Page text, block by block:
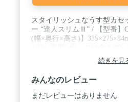
スタイリッシュなうす型カセ
ー “達人スリムⅢ” / 【型番】
(幅×奥行×高さ)】
【生産国】日本【特長】薄型
(静電塗装)、[トッププレート
板、[ごとく] 耐熱アルミダ
熱アルミダイカスト、[器具
【火力】3.3kW (2,800kcal/h)
続きを見
みんなのレビュー
まだレビューはありません